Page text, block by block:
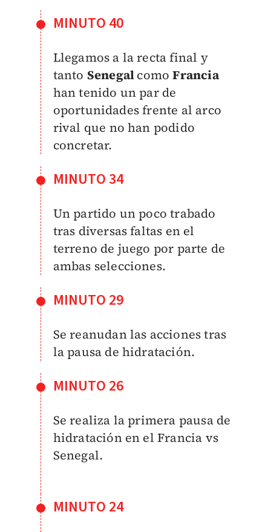
MINUTO 40
Llegamos a la recta final y
tanto SenegalcomoFrancia
han tenido un par de
oportunidades frente al arco
rival que no han podido
concretar.
MINUTO 34
Un partido un poco trabado
tras diversas faltas en el
terreno de juego por parte de
ambas selecciones.
MINUTO 29
Se reanudan las acciones tras
la pausa de hidratación.
MINUTO 26
Se realiza la primera pausa de
hidratación en el Francia vs
Senegal.
MINUTO 24